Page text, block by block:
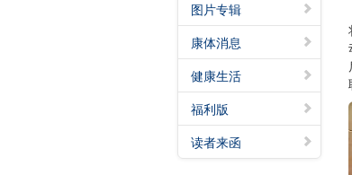
图片专辑
康体消息
健康生活
福利版
读者来函